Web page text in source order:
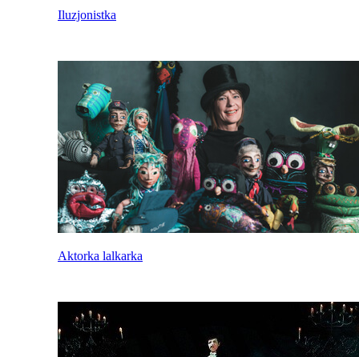
Iluzjonistka
Aktorka lalkarka